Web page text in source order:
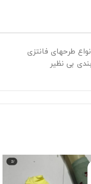
طرحهای فانتزی
بی نظیر